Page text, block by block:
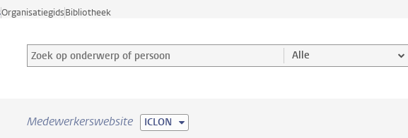
OrganisatiegidsBibliotheek
Zoek op onderwerp of persoon en selecteer categorie
Zoekterm Alle
Medewerkerswebsite ICLON